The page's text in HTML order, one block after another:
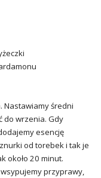
średni
do wrzenia. Gdy
esencję
od torebek i tak je
około 20 minut.
przyprawy,